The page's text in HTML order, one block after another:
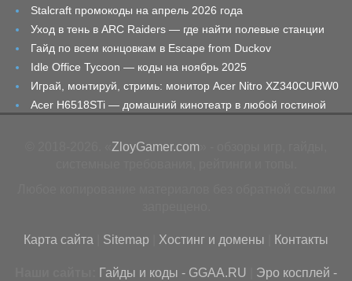
Stalcraft промокоды на апрель 2026 года
Уход в тень в ARC Raiders — где найти полевые станции
Гайд по всем концовкам в Escape from Duckov
Idle Office Tycoon — коды на ноябрь 2025
Играй, монтируй, стримь: монитор Acer Nitro XZ340CURW0
Acer H6518STi — домашний кинотеатр в любой гостиной
ZloyGamer.com
Карта сайта Sitemap Хостинг и домены Контакты
Гайды и коды - GGAA.RU Эро косплей -